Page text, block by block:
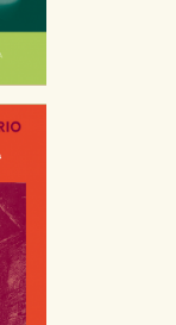
nuestro sitio
desde
que algunas
su experiencia
de
de
cada
y, por lo